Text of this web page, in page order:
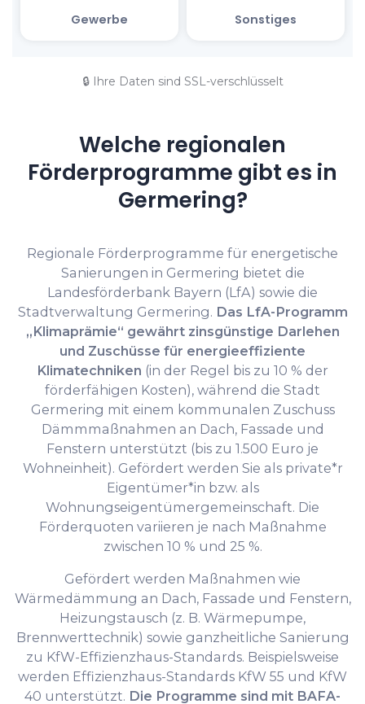
🔒 Ihre Daten sind SSL-verschlüsselt
Welche regionalen
Förderprogramme gibt es in
Germering?
Regionale Förderprogramme für energetische
Sanierungen in Germering bietet die
Landesförderbank Bayern (LfA) sowie die
Stadtverwaltung Germering. Das LfA-Programm
„Klimaprämie“ gewährt zinsgünstige Darlehen
und Zuschüsse für energieeffiziente
Klimatechniken (in der Regel bis zu 10 % der
förderfähigen Kosten), während die Stadt
Germering mit einem kommunalen Zuschuss
Dämmmaßnahmen an Dach, Fassade und
Fenstern unterstützt (bis zu 1.500 Euro je
Wohneinheit). Gefördert werden Sie als private*r
Eigentümer*in bzw. als
Wohnungseigentümergemeinschaft. Die
Förderquoten variieren je nach Maßnahme
zwischen 10 % und 25 %.
Gefördert werden Maßnahmen wie
Wärmedämmung an Dach, Fassade und Fenstern,
Heizungstausch (z. B. Wärmepumpe,
Brennwerttechnik) sowie ganzheitliche Sanierung
zu KfW-Effizienzhaus-Standards. Beispielsweise
werden Effizienzhaus-Standards KfW 55 und KfW
40 unterstützt. Die Programme sind mit BAFA-